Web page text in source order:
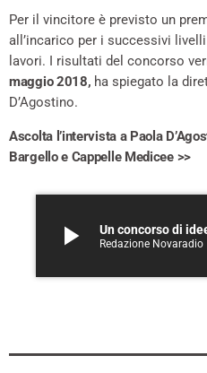
Per il vincitore è previsto un
all’incarico per i successivi
lavori. I risultati del concorso
maggio 2018, ha spiegato la
D’Agostino.
Ascolta l’intervista a Paola
Bargello e Cappelle Medicee >>
play_arrow Redazione Novaradio